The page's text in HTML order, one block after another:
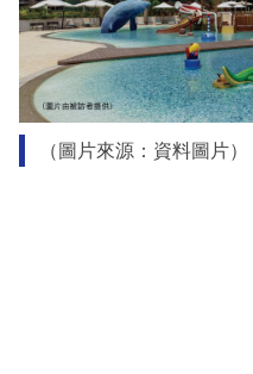
（圖片來源：資料圖片）